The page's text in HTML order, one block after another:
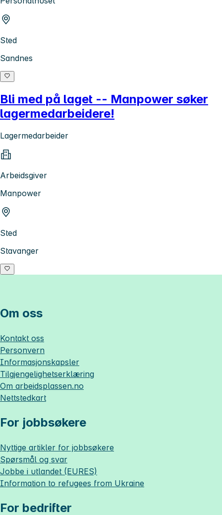
Sted
Sandnes
Bli med på laget -- Manpower søker
lagermedarbeidere!
Lagermedarbeider
Arbeidsgiver
Manpower
Sted
Stavanger
Om oss
Kontakt oss
Personvern
Informasjonskapsler
Tilgjengelighetserklæring
Om arbeidsplassen.no
Nettstedkart
For jobbsøkere
Nyttige artikler for jobbsøkere
Spørsmål og svar
Jobbe i utlandet (EURES)
Information to refugees from Ukraine
For bedrifter